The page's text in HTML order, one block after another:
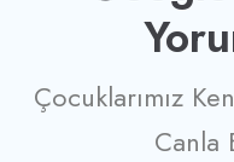
Çocuklarımız
Canla